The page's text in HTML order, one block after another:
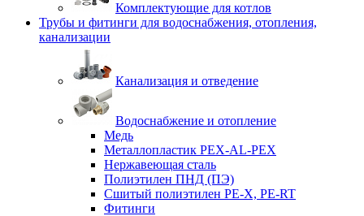
Комплектующие для котлов
Трубы и фитинги для водоснабжения, отопления,
канализации
Канализация и отведение
Водоснабжение и отопление
Медь
Металлопластик PEX-AL-PEX
Нержавеющая сталь
Полиэтилен ПНД (ПЭ)
Сшитый полиэтилен PE-X, PE-RT
Фитинги